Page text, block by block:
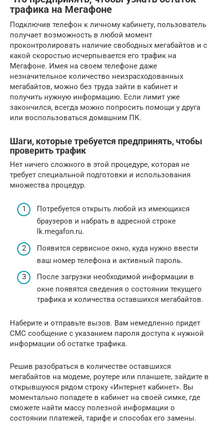
трафика на Мегафоне
Подключив телефон к личному кабинету, пользователь
получает возможность в любой момент
проконтролировать наличие свободных мегабайтов и с
какой скоростью исчерпывается его трафик на
Мегафоне. Имея на своем телефоне даже
незначительное количество неизрасходованных
мегабайтов, можно без труда зайти в кабинет и
получить нужную информацию. Если лимит уже
закончился, всегда можно попросить помощи у друга
или воспользоваться домашним ПК.
Шаги, которые требуется предпринять, чтобы
проверить трафик
Нет ничего сложного в этой процедуре, которая не
требует специальной подготовки и использования
множества процедур.
Потребуется открыть любой из имеющихся
браузеров и набрать в адресной строке
lk.megafon.ru.
Появится сервисное окно, куда нужно ввести
ваш номер телефона и активный пароль.
После загрузки необходимой информации в
окне появятся сведения о состоянии текущего
трафика и количества оставшихся мегабайтов.
Наберите и отправьте вызов. Вам немедленно придет
СМС сообщение с указанием пароля доступа к нужной
информации об остатке трафика.
Решив разобраться в количестве оставшихся
мегабайтов на модеме, роутере или планшете, зайдите в
открывшуюся рядом строку «Интернет кабинет». Вы
моментально попадете в кабинет на своей симке, где
сможете найти массу полезной информации о
состоянии платежей, тарифе и способах его замены.